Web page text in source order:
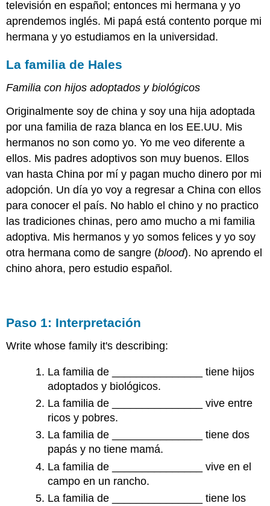
televisión en español; entonces mi hermana y yo
aprendemos inglés. Mi papá está contento porque mi
hermana y yo estudiamos en la universidad.
La familia de Hales
Familia con hijos adoptados y biológicos
Originalmente soy de china y soy una hija adoptada
por una familia de raza blanca en los EE.UU. Mis
hermanos no son como yo. Yo me veo diferente a
ellos. Mis padres adoptivos son muy buenos. Ellos
van hasta China por mí y pagan mucho dinero por mi
adopción. Un día yo voy a regresar a China con ellos
para conocer el país. No hablo el chino y no practico
las tradiciones chinas, pero amo mucho a mi familia
adoptiva. Mis hermanos y yo somos felices y yo soy
otra hermana como de sangre (blood). No aprendo el
chino ahora, pero estudio español.
Paso 1: Interpretación
Write whose family it's describing:
La familia de _______________ tiene hijos
adoptados y biológicos.
La familia de _______________ vive entre
ricos y pobres.
La familia de _______________ tiene dos
papás y no tiene mamá.
La familia de _______________ vive en el
campo en un rancho.
La familia de _______________ tiene los